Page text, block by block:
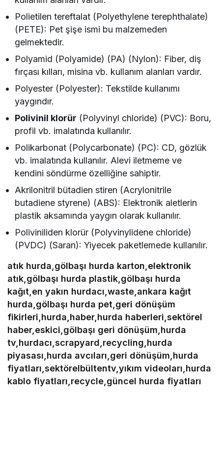
Polietilen tereftalat (Polyethylene terephthalate)
(PETE): Pet şişe ismi bu malzemeden
gelmektedir.
Polyamid (Polyamide) (PA) (Nylon): Fiber, diş
fırçası kılları, misina vb. kullanım alanları vardır.
Polyester (Polyester): Tekstilde kullanımı
yaygındır.
Polivinil klorür (Polyvinyl chloride) (PVC): Boru,
profil vb. imalatında kullanılır.
Polikarbonat (Polycarbonate) (PC): CD, gözlük
vb. imalatında kullanılır. Alevi iletmeme ve
kendini söndürme özelliğine sahiptir.
Akrilonitril bütadien stiren (Acrylonitrile
butadiene styrene) (ABS): Elektronik aletlerin
plastik aksamında yaygın olarak kullanılır.
Poliviniliden klorür (Polyvinylidene chloride)
(PVDC) (Saran): Yiyecek paketlemede kullanılır.
atık hurda,gölbaşı hurda karton,elektronik
atık,gölbaşı hurda plastik,gölbaşı hurda
kağıt,en yakın hurdacı,waste,ankara kağıt
hurda,gölbaşı hurda pet,geri dönüşüm
fikirleri,hurda,haber,hurda haberleri,sektörel
haber,eskici,gölbaşı geri dönüşüm,hurda
tv,hurdacı,scrapyard,recycling,hurda
piyasası,hurda avcıları,geri dönüşüm,hurda
fiyatları,sektörelbültentv,yıkım videoları,hurda
kablo fiyatları,recycle,güncel hurda fiyatları